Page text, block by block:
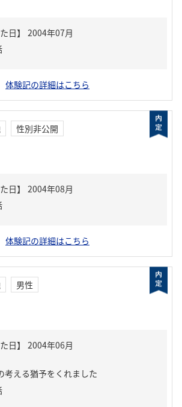
日】
2004年07月
体験記の詳細はこちら
性別非公開
日】
2004年08月
体験記の詳細はこちら
男性
日】
2004年06月
考える猶予をくれました